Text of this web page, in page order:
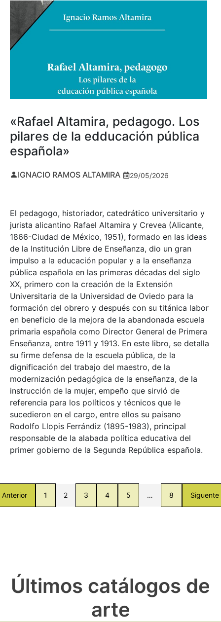
«Rafael Altamira, pedagogo. Los
pilares de la edducación pública
española»
IGNACIO RAMOS ALTAMIRA 29/05/2026
El pedagogo, historiador, catedrático universitario y
jurista alicantino Rafael Altamira y Crevea (Alicante,
1866-Ciudad de México, 1951), formado en las ideas
de la Institución Libre de Enseñanza, dio un gran
impulso a la educación popular y a la enseñanza
pública española en las primeras décadas del siglo
XX, primero con la creación de la Extensión
Universitaria de la Universidad de Oviedo para la
formación del obrero y después con su titánica labor
en beneficio de la mejora de la abandonada escuela
primaria española como Director General de Primera
Enseñanza, entre 1911 y 1913. En este libro, se detalla
su firme defensa de la escuela pública, de la
dignificación del trabajo del maestro, de la
modernización pedagógica de la enseñanza, de la
instrucción de la mujer, empeño que sirvió de
referencia para los políticos y técnicos que le
sucedieron en el cargo, entre ellos su paisano
Rodolfo Llopis Ferrándiz (1895-1983), principal
responsable de la alabada política educativa del
primer gobierno de la Segunda República española.
Anterior 1 2 3 4 5 … 8 Siguente
Últimos catálogos de
arte